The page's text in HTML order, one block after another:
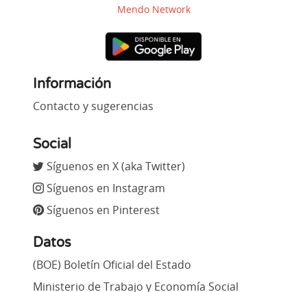
Mendo Network
Información
Contacto y sugerencias
Social
Síguenos en X (aka Twitter)
Síguenos en Instagram
Síguenos en Pinterest
Datos
(BOE) Boletín Oficial del Estado
Ministerio de Trabajo y Economía Social